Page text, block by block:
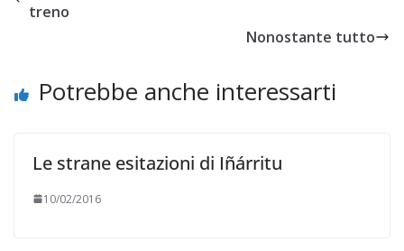
treno
Nonostante tutto
Potrebbe anche interessarti
Le strane esitazioni di Iñárritu
10/02/2016